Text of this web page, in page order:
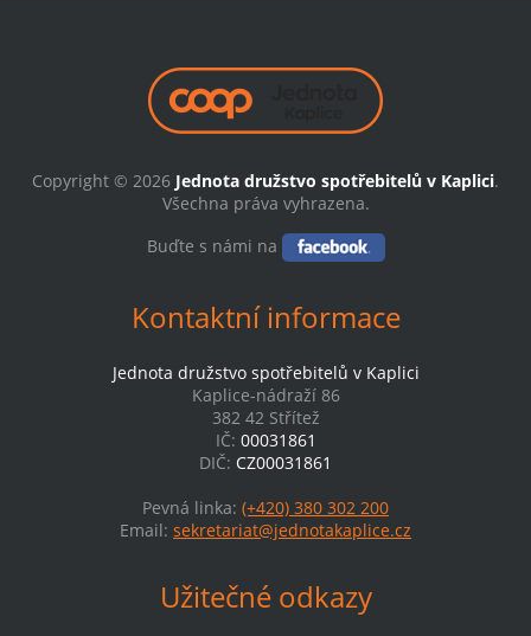
Copyright © 2026 Jednota družstvo spotřebitelů v Kaplici.
Všechna práva vyhrazena.
Buďte s námi na
Kontaktní informace
Jednota družstvo spotřebitelů v Kaplici
Kaplice-nádraží 86
382 42 Střítež
IČ: 00031861
DIČ: CZ00031861
Pevná linka: (+420) 380 302 200
Email: sekretariat@jednotakaplice.cz
Užitečné odkazy